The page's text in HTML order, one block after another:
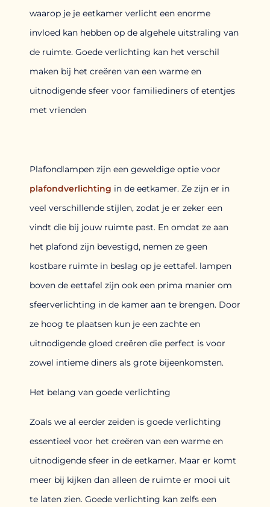
waarop je je eetkamer verlicht een enorme
invloed kan hebben op de algehele uitstraling van
de ruimte. Goede verlichting kan het verschil
maken bij het creëren van een warme en
uitnodigende sfeer voor familiediners of etentjes
met vrienden
Plafondlampen zijn een geweldige optie voor
plafondverlichting in de eetkamer. Ze zijn er in
veel verschillende stijlen, zodat je er zeker een
vindt die bij jouw ruimte past. En omdat ze aan
het plafond zijn bevestigd, nemen ze geen
kostbare ruimte in beslag op je eettafel. lampen
boven de eettafel zijn ook een prima manier om
sfeerverlichting in de kamer aan te brengen. Door
ze hoog te plaatsen kun je een zachte en
uitnodigende gloed creëren die perfect is voor
zowel intieme diners als grote bijeenkomsten.
Het belang van goede verlichting
Zoals we al eerder zeiden is goede verlichting
essentieel voor het creëren van een warme en
uitnodigende sfeer in de eetkamer. Maar er komt
meer bij kijken dan alleen de ruimte er mooi uit
te laten zien. Goede verlichting kan zelfs een